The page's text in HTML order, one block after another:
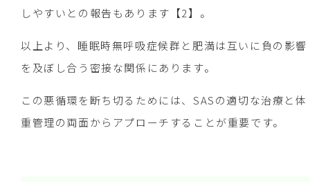
しやすいとの報告もあります【2】。
以上より、睡眠時無呼吸症候群と肥満は互いに負の影響
を及ぼし合う密接な関係にあります。
この悪循環を断ち切るためには、SASの適切な治療と体
重管理の両面からアプローチすることが重要です。